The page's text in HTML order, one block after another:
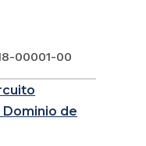
00001-00
de